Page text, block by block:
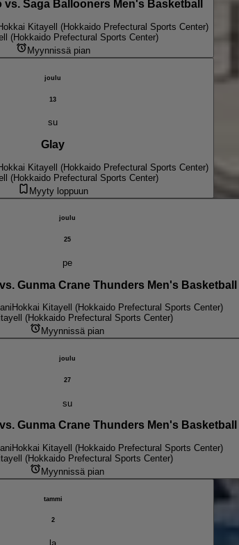
Saga Ballooners Men's Basketball
Kitayell (Hokkaido Prefectural Sports Center)
(Hokkaido Prefectural Sports Center)
Myynnissä pian
joulu
13
su
Glay
Kitayell (Hokkaido Prefectural Sports Center)
(Hokkaido Prefectural Sports Center)
Myyty loppuun
joulu
25
pe
Gunma Crane Thunders Men's Basketball
Hokkai Kitayell (Hokkaido Prefectural Sports Center)
(Hokkaido Prefectural Sports Center)
Myynnissä pian
joulu
27
su
Gunma Crane Thunders Men's Basketball
Hokkai Kitayell (Hokkaido Prefectural Sports Center)
(Hokkaido Prefectural Sports Center)
Myynnissä pian
tammi
2